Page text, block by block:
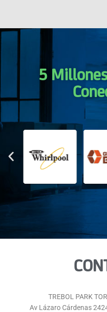
5
TREBOL PARK
Av Lázaro Cárdenas